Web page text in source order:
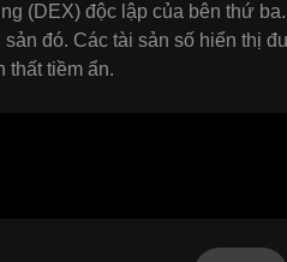
(DEX) độc lập của bên thứ
đó. Các tài sản số hiển thị
thất tiềm ẩn.